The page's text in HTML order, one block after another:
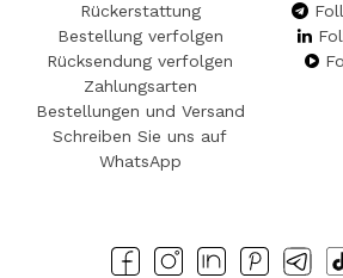
Rückerstattung
Bestellung verfolgen
Rücksendung verfolgen
Zahlungsarten
Bestellungen und Versand
Schreiben Sie uns auf
WhatsApp